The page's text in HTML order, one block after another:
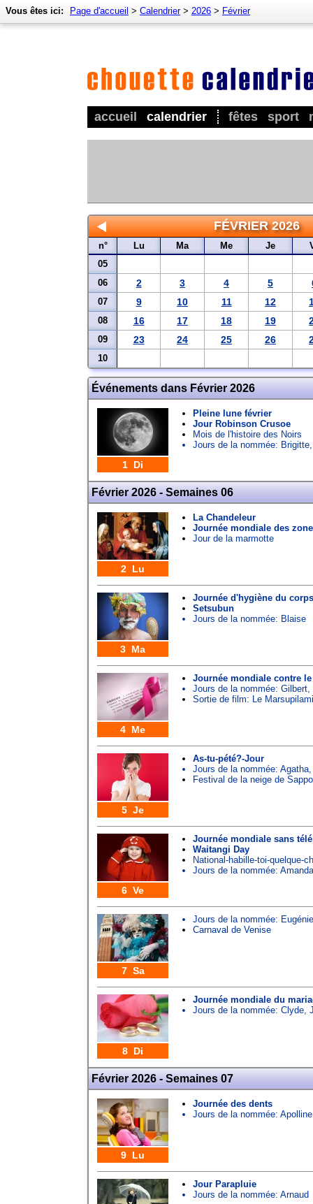
accueil calendrier fêtes sport
Vous êtes ici: Page d'accueil > Calendrier> 2026 > Février
FÉVRIER 2026
n° Lu Ma Me Je
05
06
2 3 4 5
07 9 10 11 12
08 16 17 18 19
09 23 24 25 26
10
Événements dans Février 2026
1 Di
Pleine lune février
Jour Robinson Crusoe
Mois de l'histoire des Noirs
Jours de la nommée: Brigitte
Février 2026 - Semaines 06
2 Lu
La Chandeleur
Journée mondiale des
Jour de la marmotte
3 Ma
Journée d'hygiène du
Setsubun
Jours de la nommée: Blaise
4 Me
Journée mondiale contre
Jours de la nommée: Gilbert,
Sortie de film: Le Marsupilami
5 Je
As-tu-pété?-Jour
Jours de la nommée: Agatha,
Festival de la neige de
6 Ve
Journée mondiale sans
Waitangi Day
National-habille-toi-quelque-
Jours de la nommée: Amanda
7 Sa
Jours de la nommée: Eugénie
Carnaval de Venise
8 Di
Journée mondiale du
Jours de la nommée: Clyde,
Février 2026 - Semaines 07
9 Lu
Journée des dents
Jours de la nommée: Apolline
Jour Parapluie
Jours de la nommée: Arnaud